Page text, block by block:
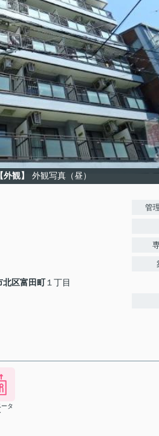
【外観】 外観写真（昼）
北区富田町１丁目
管
ータ